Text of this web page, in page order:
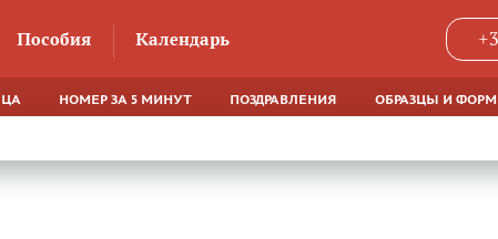
Пособия Календарь
НОМЕР ЗА 5 МИНУТ ПОЗДРАВЛЕНИЯ ОБРАЗЦЫ И